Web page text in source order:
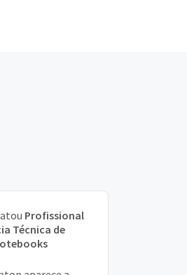
Profissional
Técnica de